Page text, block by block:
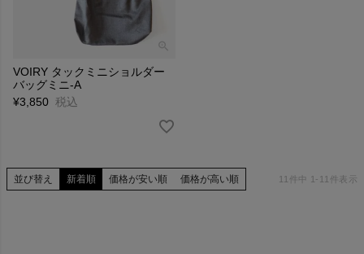
VOIRY タックミニショルダー
バッグミニ-A
¥3,850 税込
並び替え 新着順 価格が安い順 価格が高い順 11 件中 1 - 11 件表示